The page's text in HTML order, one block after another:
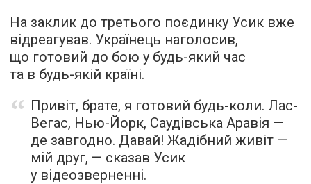
На заклик до третього поєдинку Усик вже
відреагував. Українець наголосив,
що готовий до бою у будь-який час
та в будь-якій країні.
Привіт, брате, я готовий будь-коли. Лас-
Вегас, Нью-Йорк, Саудівська Аравія —
де завгодно. Давай! Жадібний живіт —
мій друг, — сказав Усик
у відеозверненні.